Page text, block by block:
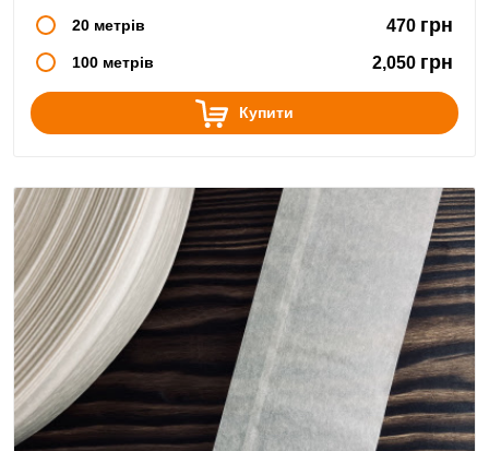
20 метрів 470 грн
100 метрів 2,050 грн
Купити